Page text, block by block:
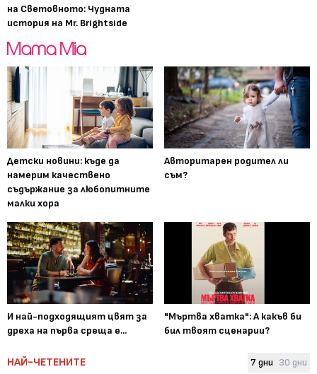
на Световното: Чудната
история на Mr. Brightside
Детски новини: къде да
намерим качествено
съдържание за любопитните
малки хора
Авторитарен родител ли
съм?
И най-подходящият цвят за
дреха на първа среща е...
"Мъртва хватка": А какъв би
бил твоят сценарии?
НАЙ-ЧЕТЕНИТЕ 7 дни 30 дни